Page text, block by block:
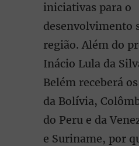
iniciativas para o
desenvolvimento
região. Além do
Inácio Lula da
Belém receberá
da Bolívia,
do Peru e da
e Suriname, por